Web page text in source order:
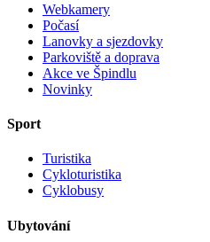
Webkamery
Počasí
Lanovky a sjezdovky
Parkoviště a doprava
Akce ve Špindlu
Novinky
Sport
Turistika
Cykloturistika
Cyklobusy
Ubytování